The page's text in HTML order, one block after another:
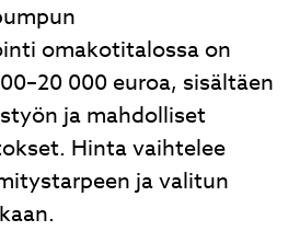
omakotitalossa on
000 euroa, sisältäen
ja mahdolliset
Hinta vaihtelee
ja valitun